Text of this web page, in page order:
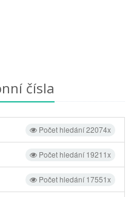
čísla
Počet hledání 22074x
Počet hledání 19211x
Počet hledání 17551x